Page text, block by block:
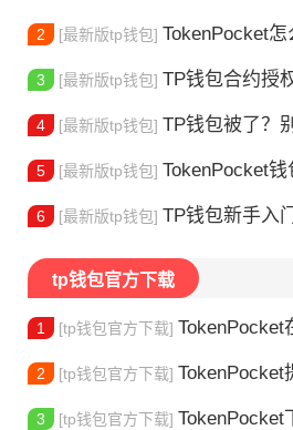
2 [最新版tp钱包] TokenPocket怎么验证身份 完
3 [最新版tp钱包] TP钱包合约授
4 [最新版tp钱包] TP钱包被了？别
5 [最新版tp钱包] TokenPocket钱包
6 [最新版tp钱包] TP钱包新手入门
tp钱包官方下载
1 [tp钱包官方下载] TokenPocket在线客
2 [tp钱包官方下载] TokenPocket提现到账要
3 [tp钱包官方下载] TokenPocket下载